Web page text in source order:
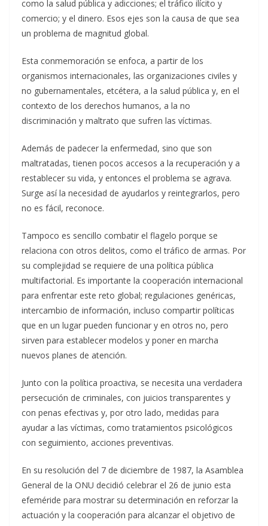
como la salud pública y adicciones; el tráfico ilícito y
comercio; y el dinero. Esos ejes son la causa de que sea
un problema de magnitud global.
Esta conmemoración se enfoca, a partir de los
organismos internacionales, las organizaciones civiles y
no gubernamentales, etcétera, a la salud pública y, en el
contexto de los derechos humanos, a la no
discriminación y maltrato que sufren las víctimas.
Además de padecer la enfermedad, sino que son
maltratadas, tienen pocos accesos a la recuperación y a
restablecer su vida, y entonces el problema se agrava.
Surge así la necesidad de ayudarlos y reintegrarlos, pero
no es fácil, reconoce.
Tampoco es sencillo combatir el flagelo porque se
relaciona con otros delitos, como el tráfico de armas. Por
su complejidad se requiere de una política pública
multifactorial. Es importante la cooperación internacional
para enfrentar este reto global; regulaciones genéricas,
intercambio de información, incluso compartir políticas
que en un lugar pueden funcionar y en otros no, pero
sirven para establecer modelos y poner en marcha
nuevos planes de atención.
Junto con la política proactiva, se necesita una verdadera
persecución de criminales, con juicios transparentes y
con penas efectivas y, por otro lado, medidas para
ayudar a las víctimas, como tratamientos psicológicos
con seguimiento, acciones preventivas.
En su resolución del 7 de diciembre de 1987, la Asamblea
General de la ONU decidió celebrar el 26 de junio esta
efeméride para mostrar su determinación en reforzar la
actuación y la cooperación para alcanzar el objetivo de